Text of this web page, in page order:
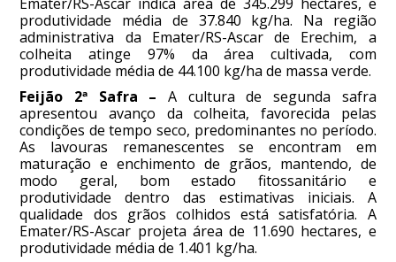
produtividade média de 37.840 kg/ha. Na região
administrativa da Emater/RS-Ascar de Erechim, a
colheita atinge 97% da área cultivada, com
produtividade média de 44.100 kg/ha de massa verde.
Feijão 2ª Safra – A cultura de segunda safra
apresentou avanço da colheita, favorecida pelas
condições de tempo seco, predominantes no período.
As lavouras remanescentes se encontram em
maturação e enchimento de grãos, mantendo, de
modo geral, bom estado fitossanitário e
produtividade dentro das estimativas iniciais. A
qualidade dos grãos colhidos está satisfatória. A
Emater/RS-Ascar projeta área de 11.690 hectares, e
produtividade média de 1.401 kg/ha.